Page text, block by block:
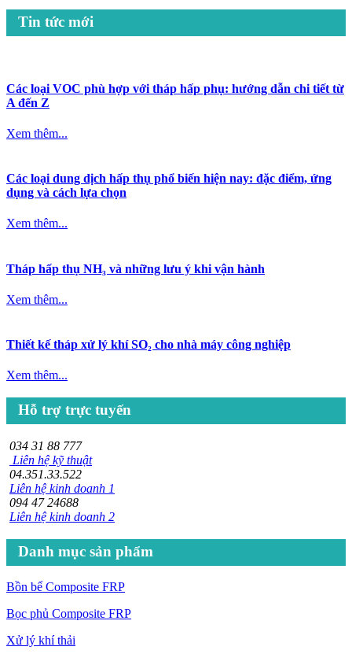
Tin tức mới
Các loại VOC phù hợp với tháp hấp phụ: hướng dẫn chi tiết từ
A đến Z
Xem thêm...
Các loại dung dịch hấp thụ phổ biến hiện nay: đặc điểm, ứng
dụng và cách lựa chọn
Xem thêm...
Tháp hấp thụ NH₃ và những lưu ý khi vận hành
Xem thêm...
Thiết kế tháp xử lý khí SO₂ cho nhà máy công nghiệp
Xem thêm...
Hỗ trợ trực tuyến
034 31 88 777
Liên hệ kỹ thuật
04.351.33.522
Liên hệ kinh doanh 1
094 47 24688
Liên hệ kinh doanh 2
Danh mục sản phẩm
Bồn bể Composite FRP
Bọc phủ Composite FRP
Xử lý khí thải